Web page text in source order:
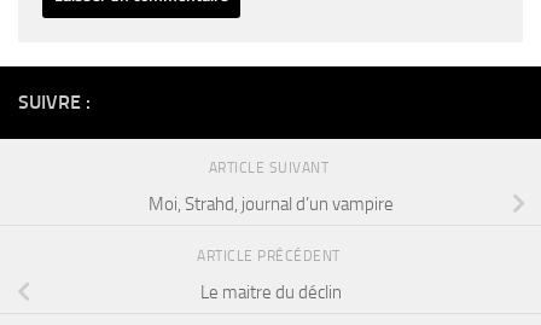
SUIVRE :
ARTICLE SUIVANT
Moi, Strahd, journal d’un vampire
ARTICLE PRÉCÉDENT
Le maitre du déclin